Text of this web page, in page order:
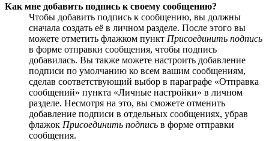
Как мне добавить подпись к своему сообщению?
Чтобы добавить подпись к сообщению, вы должны
сначала создать её в личном разделе. После этого вы
можете отметить флажком пункт Присоединить подпись
в форме отправки сообщения, чтобы подпись
добавилась. Вы также можете настроить добавление
подписи по умолчанию ко всем вашим сообщениям,
сделав соответствующий выбор в параграфе «Отправка
сообщений» пункта «Личные настройки» в личном
разделе. Несмотря на это, вы сможете отменить
добавление подписи в отдельных сообщениях, убрав
флажок Присоединить подпись в форме отправки
сообщения.